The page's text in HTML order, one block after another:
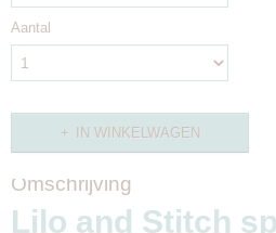
Aantal
IN WINKELWAGEN
Omschrijving
Lilo and Stitch